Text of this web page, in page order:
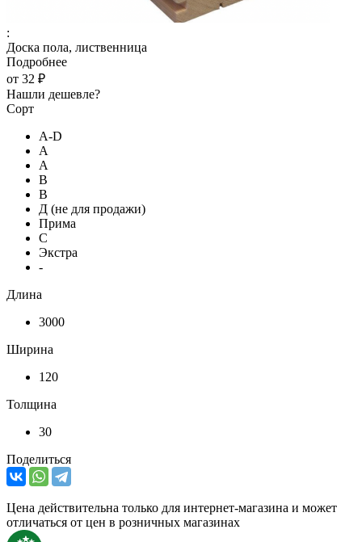
:
Доска пола, лиственница
Подробнее
от 32 ₽
Нашли дешевле?
Сорт
A-D
А
А
В
В
Д (не для продажи)
Прима
С
Экстра
-
Длина
3000
Ширина
120
Толщина
30
Поделиться
Цена действительна только для интернет-магазина и может
отличаться от цен в розничных магазинах